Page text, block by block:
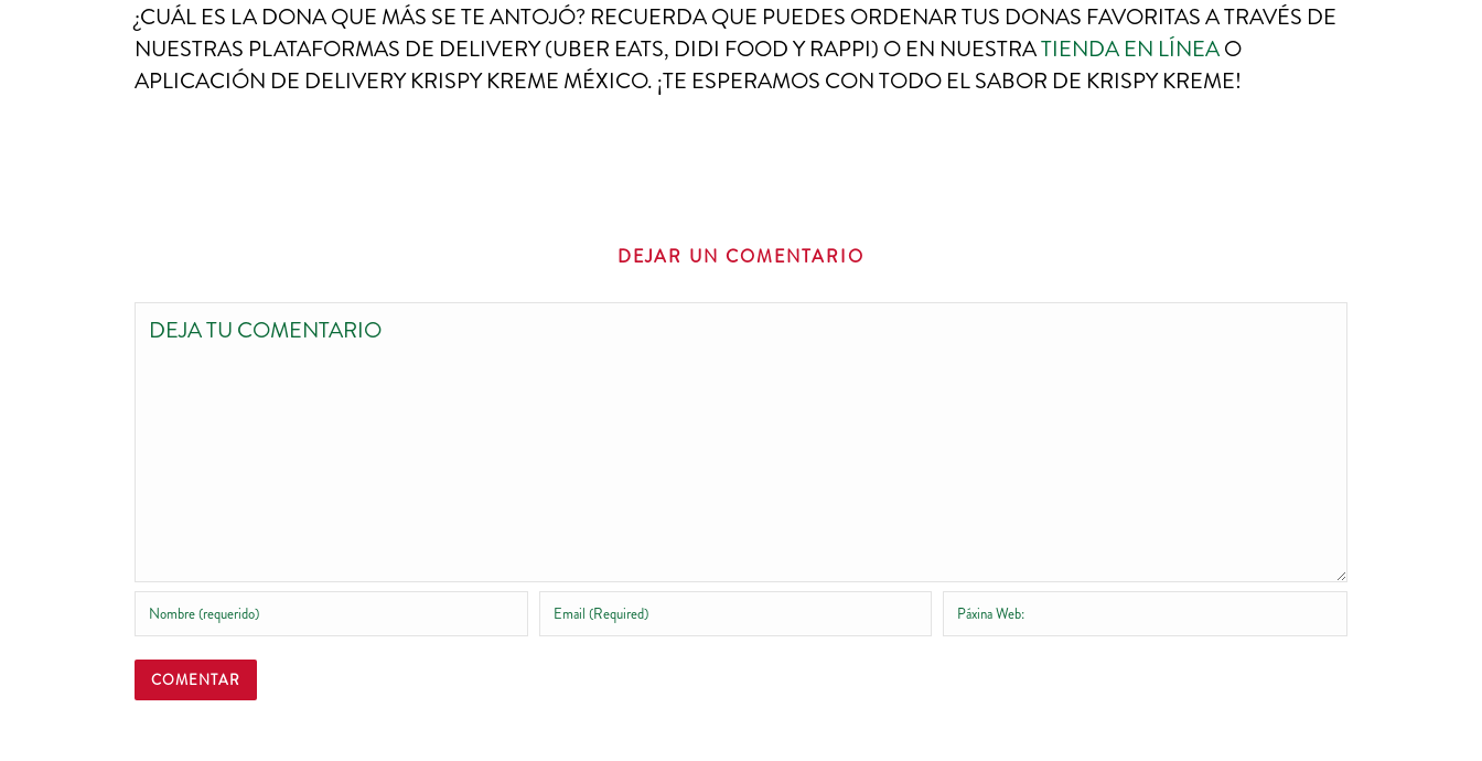
¿CUÁL ES LA DONA QUE MÁS SE TE ANTOJÓ? RECUERDA QUE PUEDES ORDENAR TUS DONAS FAVORITAS A TRAVÉS DE
NUESTRAS PLATAFORMAS DE DELIVERY (UBER EATS, DIDI FOOD Y RAPPI) O EN NUESTRATIENDA EN LÍNEAO
APLICACIÓN DE DELIVERY KRISPY KREME MÉXICO. ¡TE ESPERAMOS CON TODO EL SABOR DE KRISPY KREME!
DEJAR UN COMENTARIO